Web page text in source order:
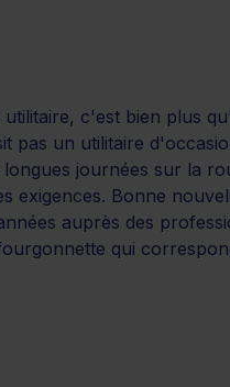
c'est bien plus
pas un utilitaire
journées sur la
exigences. Bonne
auprès des
qui